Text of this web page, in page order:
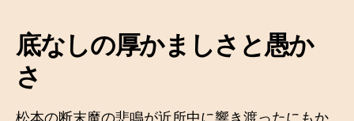
底なしの厚かましさと愚か
さ
松本の断末魔の悲鳴が近所中に響き渡ったにもか